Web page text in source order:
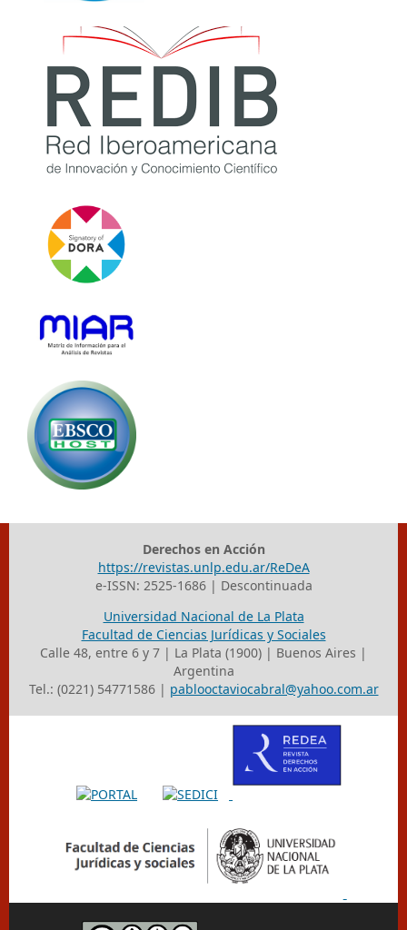
Derechos en Acción
https://revistas.unlp.edu.ar/ReDeA
e-ISSN: 2525-1686 | Descontinuada
Universidad Nacional de La Plata
Facultad de Ciencias Jurídicas y Sociales
Calle 48, entre 6 y 7 | La Plata (1900) | Buenos Aires |
Argentina
Tel.: (0221) 54771586 | pablooctaviocabral@yahoo.com.ar